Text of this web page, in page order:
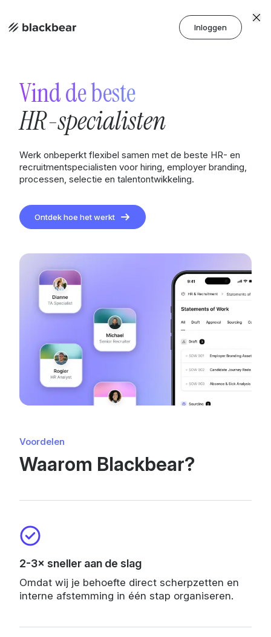
Inloggen
Vind de beste
HR-specialisten
Werk onbeperkt flexibel samen met de beste HR- en
recruitment­specialisten voor hiring, employer branding,
processen, selectie en talentontwikkeling.
Ontdek hoe het werkt
Voordelen
Waarom Blackbear?
2-3× sneller aan de slag
Omdat wij je behoefte direct scherpzetten en
interne afstemming in één stap organiseren.